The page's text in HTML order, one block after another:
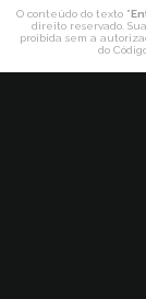
O conteúdo do texto "
direito reservado.
proibida sem a
do